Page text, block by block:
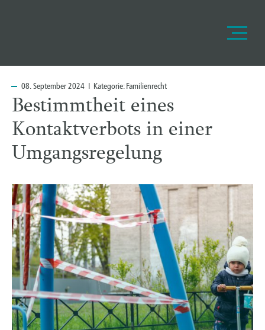
08.September 2024 I Kategorie:Familienrecht
Bestimmtheit eines
Kontaktverbots in einer
Umgangsregelung